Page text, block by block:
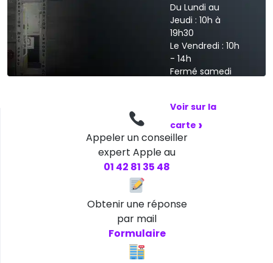
Du Lundi au
Jeudi : 10h à
19h30
Le Vendredi : 10h
- 14h
Fermé samedi
Voir sur la
carte ›
Appeler un conseiller
expert Apple au
01 42 81 35 48
Obtenir une réponse
par mail
Formulaire